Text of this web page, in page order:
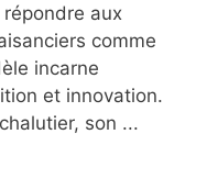
aux
comme
incarne
et innovation.
son ...